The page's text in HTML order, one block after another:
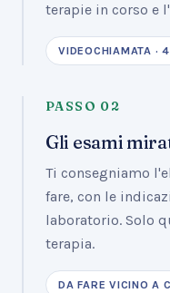
terapie in corso e
VIDEOCHIAMATA ·
PASSO 02
Gli esami
Ti consegniamo
fare, con le
laboratorio. Solo
terapia.
DA FARE VICINO A